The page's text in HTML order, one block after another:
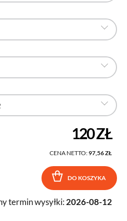
120 ZŁ
CENA NETTO:97,56 ZŁ
DO KOSZYKA
termin wysyłki:2026-08-12